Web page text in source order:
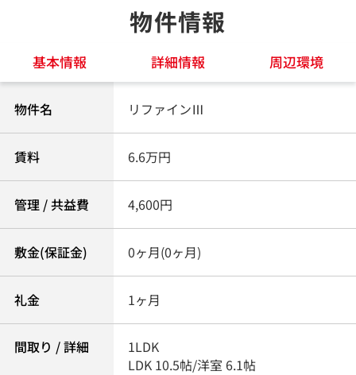
物件情報
基本情報 詳細情報 周辺環境
物件名 リファインⅢ
賃料 6.6万円
管理 / 共益費 4,600円
敷金(保証金) 0ヶ月(0ヶ月)
礼金 1ヶ月
間取り / 詳細
1LDK
LDK 10.5帖/洋室 6.1帖